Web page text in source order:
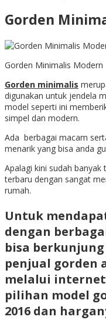
Gorden
Gorden Minimalis Modern
Gorden minimalis
digunakan untuk jendela
model seperti ini
simpel dan modern.
Ada berbagai macam
menarik yang bisa anda
Apalagi kini sudah
terbaru dengan sangat
rumah.
Untuk
dengan
bisa
penjual gorden
melalui
pilihan model
2016 dan